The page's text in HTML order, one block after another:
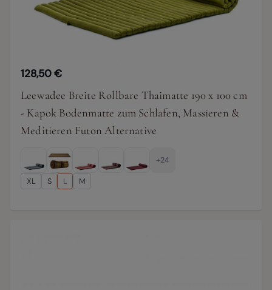
128,50 €
Leewadee Breite Rollbare Thaimatte 190 x 100 cm
- Kapok Bodenmatte zum Schlafen, Massieren &
Meditieren Futon Alternative
+24
XL S L M